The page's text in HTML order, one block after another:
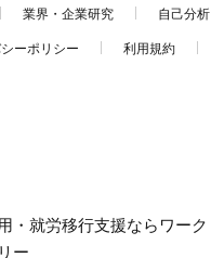
業界・企業研究 自己分析
ーポリシー 利用規約
・就労移行支援ならワーク
ー